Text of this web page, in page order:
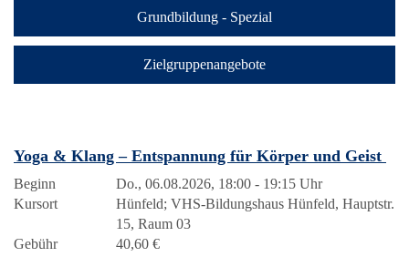
Grundbildung - Spezial
Zielgruppenangebote
Yoga & Klang – Entspannung für Körper und Geist
Beginn
Do., 06.08.2026, 18:00 - 19:15 Uhr
Kursort
Hünfeld; VHS-Bildungshaus Hünfeld, Hauptstr.
15, Raum 03
Gebühr
40,60 €